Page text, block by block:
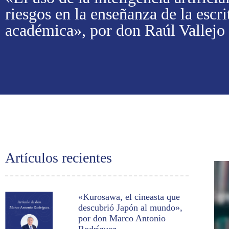
riesgos en la enseñanza de la
académica», por don Raúl Vallejo
Artículos recientes
«Kurosawa, el cineasta que
descubrió Japón al mundo»,
por don Marco Antonio